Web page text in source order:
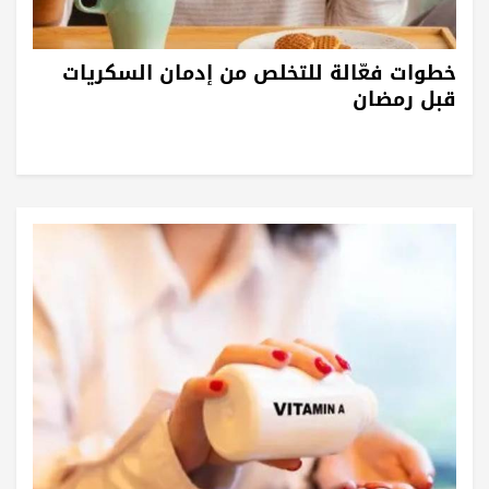
خطوات فعّالة للتخلص من إدمان السكريات
قبل رمضان